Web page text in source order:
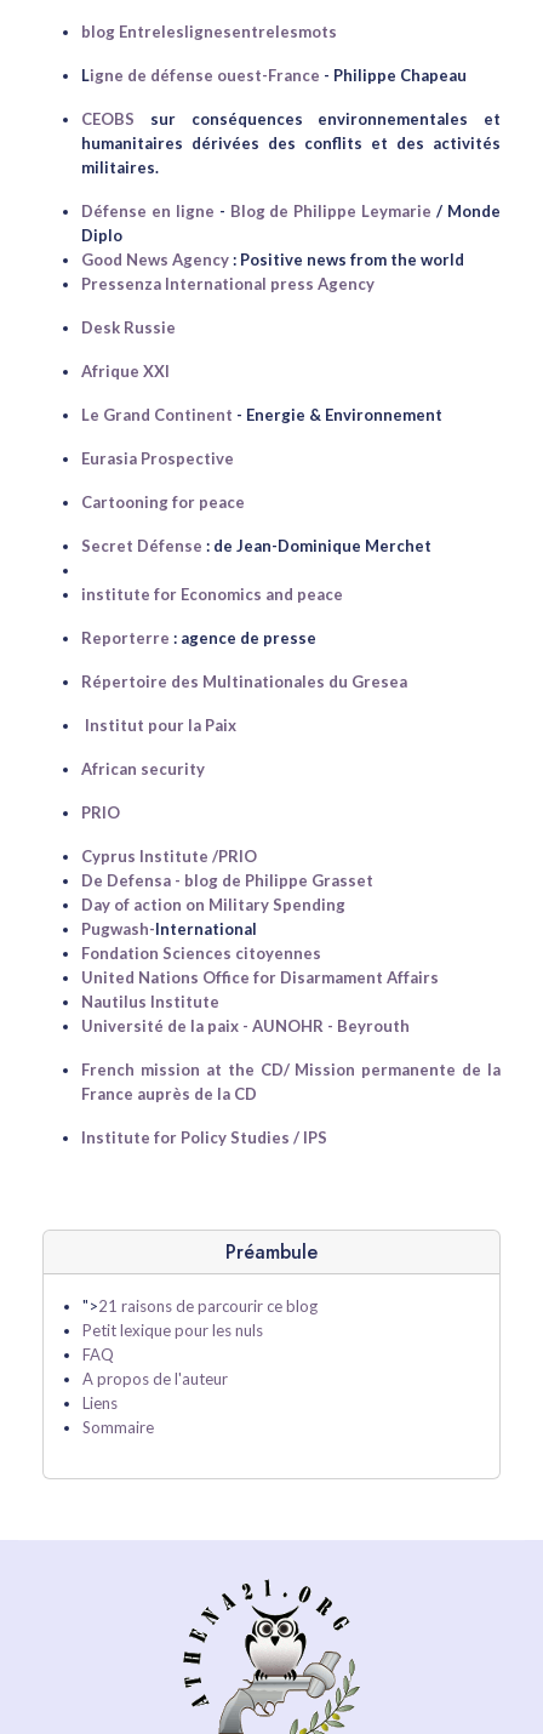
blog Entreleslignesentrelesmots
Ligne de défense ouest-France - Philippe Chapeau
CEOBS sur conséquences environnementales et
humanitaires dérivées des conflits et des activités
militaires.
Défense en ligne - Blog de Philippe Leymarie / Monde
Diplo
Good News Agency: Positive news from the world
Pressenza International press Agency
Desk Russie
Afrique XXI
Le Grand Continent - Energie & Environnement
Eurasia Prospective
Cartooning for peace
Secret Défense : de Jean-Dominique Merchet
institute for Economics and peace
Reporterre : agence de presse
Répertoire des Multinationales du Gresea
Institut pour la Paix
African security
PRIO
Cyprus Institute /PRIO
De Defensa - blog de Philippe Grasset
Day of action on Military Spending
Pugwash-International
Fondation Sciences citoyennes
United Nations Office for Disarmament Affairs
Nautilus Institute
Université de la paix - AUNOHR - Beyrouth
French mission at the CD/ Mission permanente de la
France auprès de la CD
Institute for Policy Studies / IPS
Préambule
">21 raisons de parcourir ce blog
Petit lexique pour les nuls
FAQ
A propos de l'auteur
Liens
Sommaire